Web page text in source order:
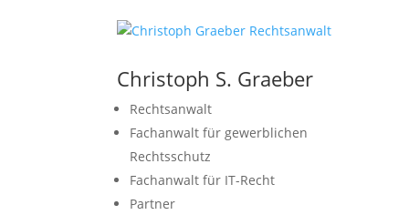
Christoph S. Graeber
Rechtsanwalt
Fachanwalt für gewerblichen
Rechtsschutz
Fachanwalt für IT-Recht
Partner